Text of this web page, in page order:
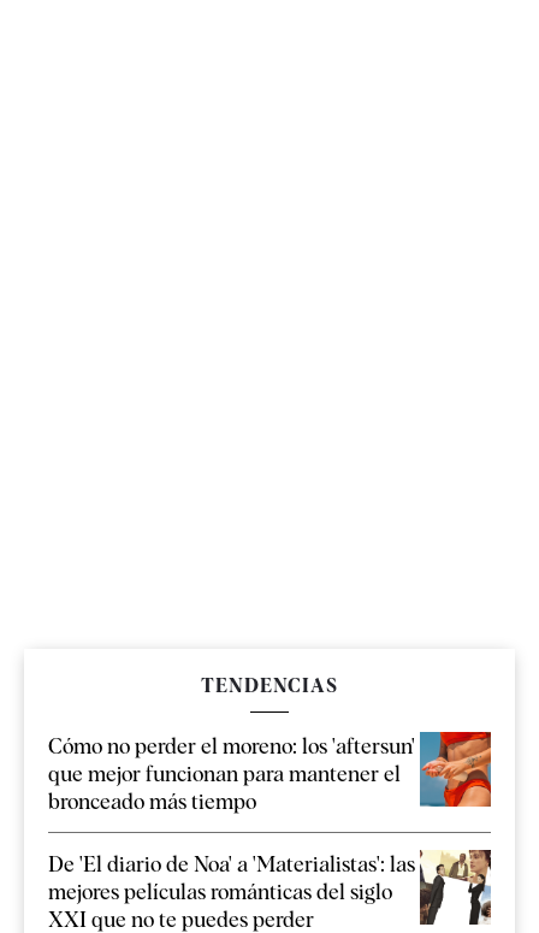
TENDENCIAS
Cómo no perder el moreno: los 'aftersun'
que mejor funcionan para mantener el
bronceado más tiempo
De 'El diario de Noa' a 'Materialistas': las
mejores películas románticas del siglo
XXI que no te puedes perder